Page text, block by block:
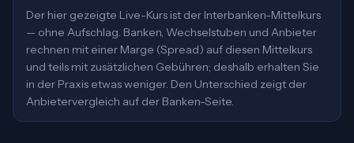
Der hier gezeigte Live-Kurs ist der Interbanken-Mittelkurs
— ohne Aufschlag. Banken, Wechselstuben und Anbieter
rechnen mit einer Marge (Spread) auf diesen Mittelkurs
und teils mit zusätzlichen Gebühren; deshalb erhalten Sie
in der Praxis etwas weniger. Den Unterschied zeigt der
Anbietervergleich auf der Banken-Seite.